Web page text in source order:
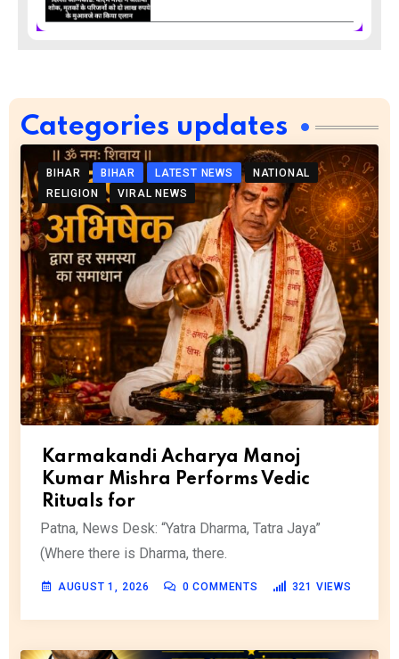
Categories updates
BIHAR BIHAR LATEST NEWS
NATIONAL
RELIGION
VIRAL NEWS
Karmakandi Acharya Manoj
Kumar Mishra Performs Vedic
Rituals for
Patna, News Desk: “Yatra Dharma, Tatra Jaya”
(Where there is Dharma, there.
AUGUST 1, 2026 0 COMMENTS 321 VIEWS